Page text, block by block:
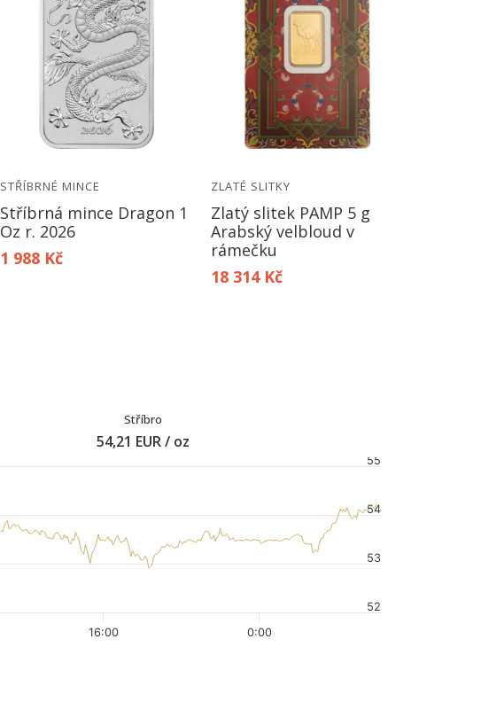
STŘÍBRNÉ MINCE
Stříbrná mince Dragon 1
Oz r. 2026
1 988 Kč
ZLATÉ SLITKY
Zlatý slitek PAMP 5 g
Arabský velbloud v
rámečku
18 314 Kč